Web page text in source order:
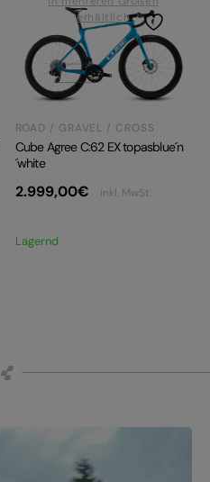
erhältlich
ROAD / GRAVEL / CROSS
Cube Agree C:62 EX topasblue´n
´white
2.999,00€ inkl. MwSt.
Lagernd